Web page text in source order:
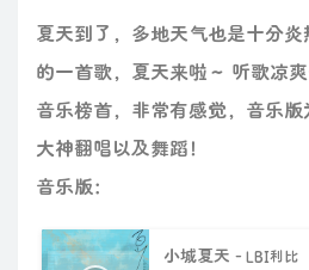
夏天到了，多地天气也是十分
的一首歌，夏天来啦～ 听歌凉
音乐榜首，非常有感觉，音乐
大神翻唱以及舞蹈！
音乐版：
小城夏天 - LBI利比